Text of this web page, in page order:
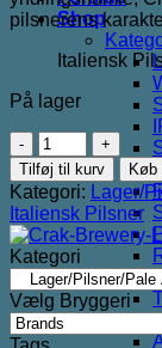
Shop
Øl
pilsnerens
Italiensk
På lager
Crak
Brewery
Pizzapils
antal
Tilføj til kurv Køb
Kategori: Lager/
Italiensk Pilsner
Kategori
Vælg Bryggeri